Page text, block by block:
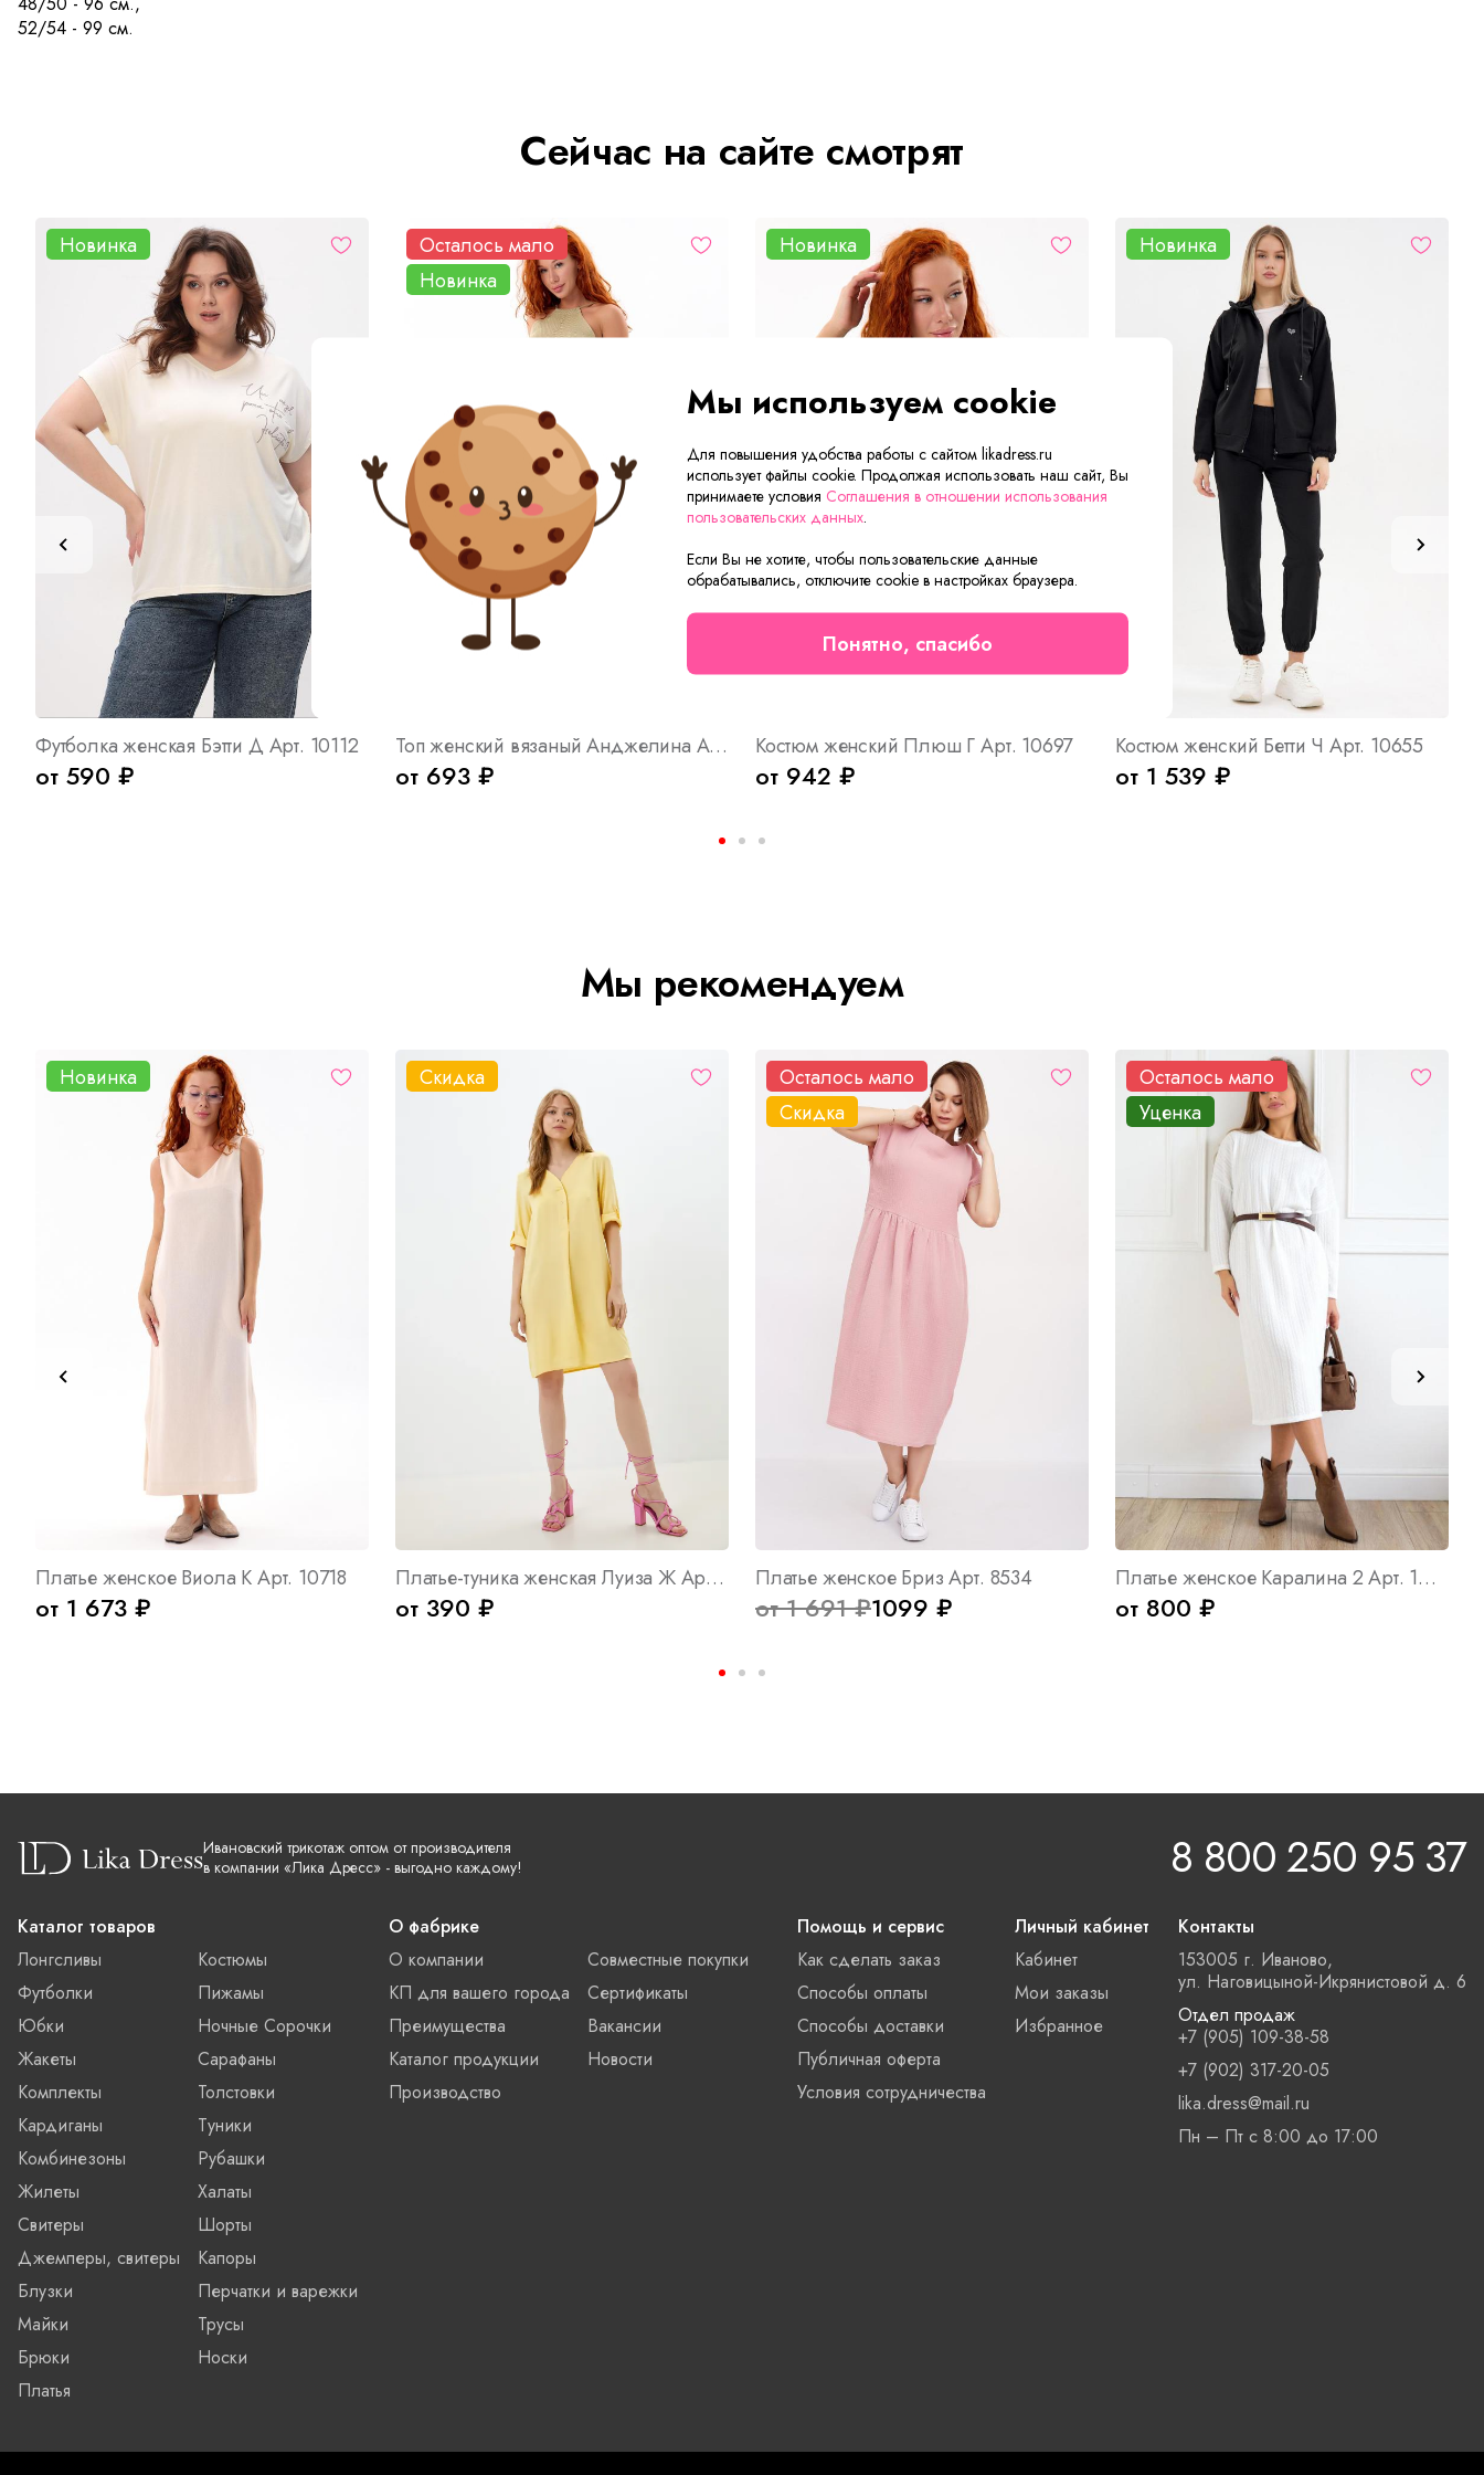
52/54 - 99 см.
Сейчас на сайте смотрят
Новинка
Футболка женская Бэтти Д Арт. 10112
от 590 ₽
Осталось мало
Новинка
Топ женский вязаный Анджелина Арт. 10705
от 693 ₽
Новинка
Костюм женский Плюш Г Арт. 10697
от 942 ₽
Новинка
Костюм женский Бетти Ч Арт. 10655
от 1 539 ₽
Мы рекомендуем
Новинка
Платье женское Виола К Арт. 10718
от 1 673 ₽
Скидка
Платье-туника женская Луиза Ж Арт. 7941
от 390 ₽
Осталось мало
Скидка
Платье женское Бриз Арт. 8534
от 1 691 ₽1099 ₽
Осталось мало
Уценка
Платье женское Каралина 2 Арт. 10250
от 800 ₽
Ивановский трикотаж оптом от производителя
в компании «Лика Дресс» - выгодно каждому!
8 800 250 95 37
Каталог товаров
Лонгсливы
Футболки
Юбки
Жакеты
Комплекты
Кардиганы
Комбинезоны
Жилеты
Свитеры
Джемперы, свитеры
Блузки
Майки
Брюки
Платья
Костюмы
Пижамы
Ночные Сорочки
Сарафаны
Толстовки
Туники
Рубашки
Халаты
Шорты
Капоры
Перчатки и варежки
Трусы
Носки
О фабрике
О компании
КП для вашего города
Преимущества
Каталог продукции
Производство
Совместные покупки
Сертификаты
Вакансии
Новости
Помощь и сервис
Как сделать заказ
Способы оплаты
Способы доставки
Публичная оферта
Условия сотрудничества
Личный кабинет
Кабинет
Мои заказы
Избранное
Контакты
153005 г. Иваново,
ул. Наговицыной-Икрянистовой д. 6
Отдел продаж
+7 (905) 109-38-58
+7 (902) 317-20-05
lika.dress@mail.ru
Пн – Пт с 8:00 до 17:00
Мы используем cookie
Для повышения удобства работы с сайтом likadress.ru
использует файлы cookie. Продолжая использовать наш сайт, Вы
принимаете условия Соглашения в отношении использования
пользовательских данных.
Если Вы не хотите, чтобы пользовательские данные
обрабатывались, отключите cookie в настройках браузера.
Понятно, спасибо